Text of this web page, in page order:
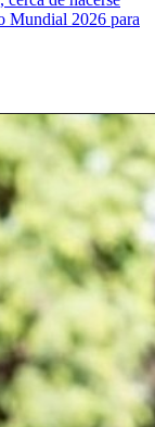
Mundial 2026 para